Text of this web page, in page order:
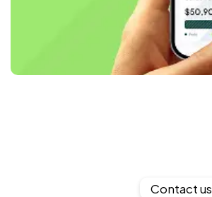
Contact us